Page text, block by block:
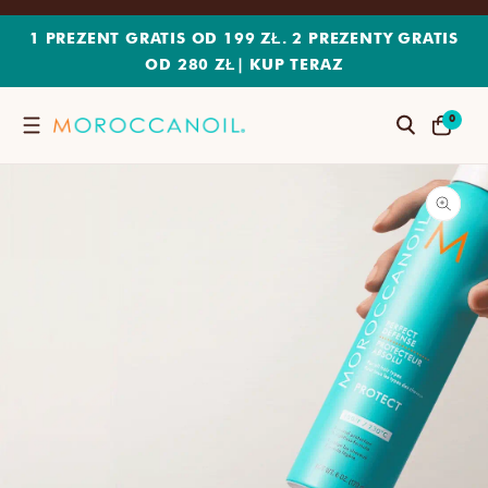
TREŚCI1 PREZENT GRATIS OD 199 ZŁ. 2 PREZENTY GRATIS
OD 280 ZŁ| KUP TERAZ
SzukajKOSZYK
0